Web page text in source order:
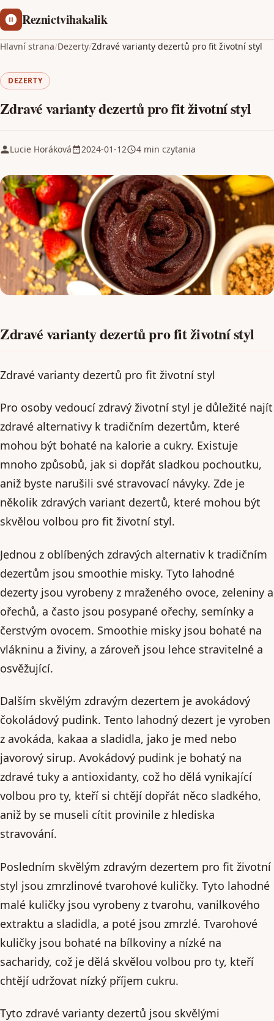
Reznictvihakalik
Hlavní strana/Dezerty/Zdravé varianty dezertů pro fit životní styl
DEZERTY
Zdravé varianty dezertů pro fit životní styl
Lucie Horáková 2024-01-12 4 min czytania
Zdravé varianty dezertů pro fit životní styl
Zdravé varianty dezertů pro fit životní styl
Pro osoby vedoucí zdravý životní styl je důležité najít
zdravé alternativy k tradičním dezertům, které
mohou být bohaté na kalorie a cukry. Existuje
mnoho způsobů, jak si dopřát sladkou pochoutku,
aniž byste narušili své stravovací návyky. Zde je
několik zdravých variant dezertů, které mohou být
skvělou volbou pro fit životní styl.
Jednou z oblíbených zdravých alternativ k tradičním
dezertům jsou smoothie misky. Tyto lahodné
dezerty jsou vyrobeny z mraženého ovoce, zeleniny a
ořechů, a často jsou posypané ořechy, semínky a
čerstvým ovocem. Smoothie misky jsou bohaté na
vlákninu a živiny, a zároveň jsou lehce stravitelné a
osvěžující.
Dalším skvělým zdravým dezertem je avokádový
čokoládový pudink. Tento lahodný dezert je vyroben
z avokáda, kakaa a sladidla, jako je med nebo
javorový sirup. Avokádový pudink je bohatý na
zdravé tuky a antioxidanty, což ho dělá vynikající
volbou pro ty, kteří si chtějí dopřát něco sladkého,
aniž by se museli cítit provinile z hlediska
stravování.
Posledním skvělým zdravým dezertem pro fit životní
styl jsou zmrzlinové tvarohové kuličky. Tyto lahodné
malé kuličky jsou vyrobeny z tvarohu, vanilkového
extraktu a sladidla, a poté jsou zmrzlé. Tvarohové
kuličky jsou bohaté na bílkoviny a nízké na
sacharidy, což je dělá skvělou volbou pro ty, kteří
chtějí udržovat nízký příjem cukru.
Tyto zdravé varianty dezertů jsou skvělými